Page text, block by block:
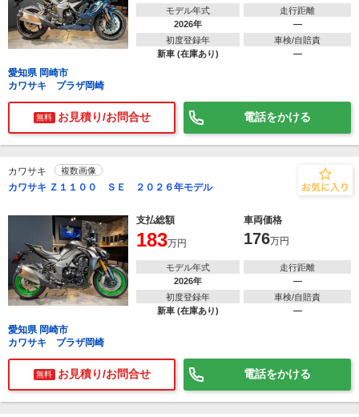
モデル年式
2026年
走行距離
―
初度登録年
新車 (在庫あり)
車検/自賠責
―
愛知県 岡崎市
カワサキ プラザ岡崎
無料 お見積り/お問合せ 電話をかける
カワサキ 複数画像
カワサキ Ｚ１１００ ＳＥ ２０２６年モデル
支払総額 車両価格
183万円 176万円
モデル年式
2026年
走行距離
―
初度登録年
新車 (在庫あり)
車検/自賠責
―
愛知県 岡崎市
カワサキ プラザ岡崎
無料 お見積り/お問合せ 電話をかける